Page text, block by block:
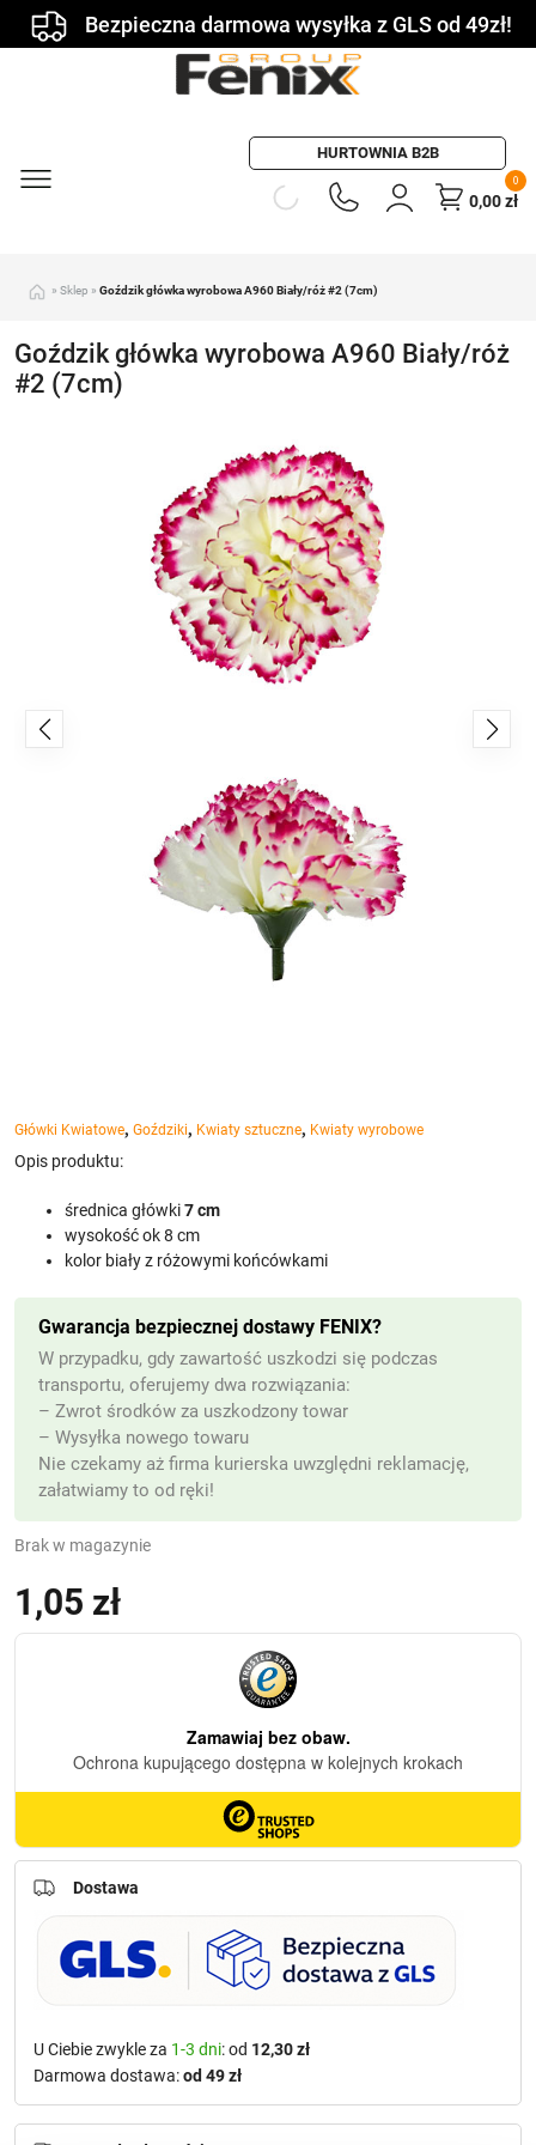
Bezpieczna darmowa wysyłka z GLS od 49zł!
HURTOWNIA B2B
0
0,00zł
» Sklep » Goździk główka wyrobowa A960 Biały/róż #2 (7cm)
Goździk główka wyrobowa A960 Biały/róż
#2 (7cm)
Główki Kwiatowe, Goździki, Kwiaty sztuczne, Kwiaty wyrobowe
1,05 zł
Opis produktu:
średnica główki7 cm
wysokość ok 8 cm
kolor biały z różowymi końcówkami
Brak w magazynie
Gwarancja bezpiecznej dostawy FENIX?
W przypadku, gdy zawartość uszkodzi się podczas
transportu, oferujemy dwa rozwiązania:
– Zwrot środków za uszkodzony towar
– Wysyłka nowego towaru
Nie czekamy aż firma kurierska uwzględni reklamację,
załatwiamy to od ręki!
Dostawa
U Ciebie zwykle za 1-3 dni: od 12,30 zł
Darmowa dostawa:od 49 zł